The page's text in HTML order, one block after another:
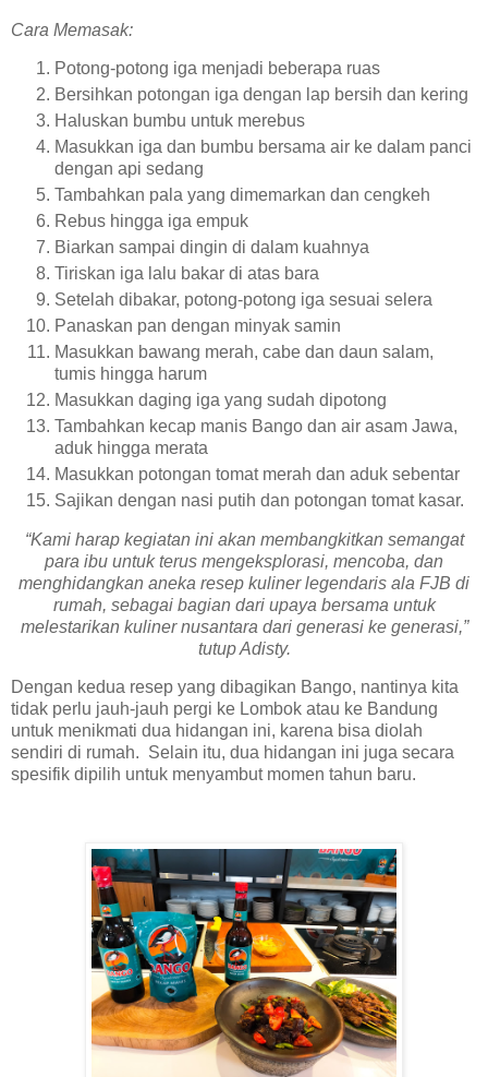
Cara Memasak:
Potong-potong iga menjadi beberapa ruas
Bersihkan potongan iga dengan lap bersih dan kering
Haluskan bumbu untuk merebus
Masukkan iga dan bumbu bersama air ke dalam panci
dengan api sedang
Tambahkan pala yang dimemarkan dan cengkeh
Rebus hingga iga empuk
Biarkan sampai dingin di dalam kuahnya
Tiriskan iga lalu bakar di atas bara
Setelah dibakar, potong-potong iga sesuai selera
Panaskan pan dengan minyak samin
Masukkan bawang merah, cabe dan daun salam,
tumis hingga harum
Masukkan daging iga yang sudah dipotong
Tambahkan kecap manis Bango dan air asam Jawa,
aduk hingga merata
Masukkan potongan tomat merah dan aduk sebentar
Sajikan dengan nasi putih dan potongan tomat kasar.
“Kami harap kegiatan ini akan membangkitkan semangat
para ibu untuk terus mengeksplorasi, mencoba, dan
menghidangkan aneka resep kuliner legendaris ala FJB di
rumah, sebagai bagian dari upaya bersama untuk
melestarikan kuliner nusantara dari generasi ke generasi,”
tutup Adisty.
Dengan kedua resep yang dibagikan Bango, nantinya kita
tidak perlu jauh-jauh pergi ke Lombok atau ke Bandung
untuk menikmati dua hidangan ini, karena bisa diolah
sendiri di rumah. Selain itu, dua hidangan ini juga secara
spesifik dipilih untuk menyambut momen tahun baru.